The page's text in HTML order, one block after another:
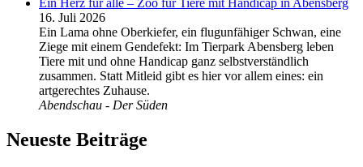
Ein Herz für alle – Zoo für Tiere mit Handicap in Abensberg
16. Juli 2026
Ein Lama ohne Oberkiefer, ein flugunfähiger Schwan, eine
Ziege mit einem Gendefekt: Im Tierpark Abensberg leben
Tiere mit und ohne Handicap ganz selbstverständlich
zusammen. Statt Mitleid gibt es hier vor allem eines: ein
artgerechtes Zuhause.
Abendschau - Der Süden
Neueste Beiträge